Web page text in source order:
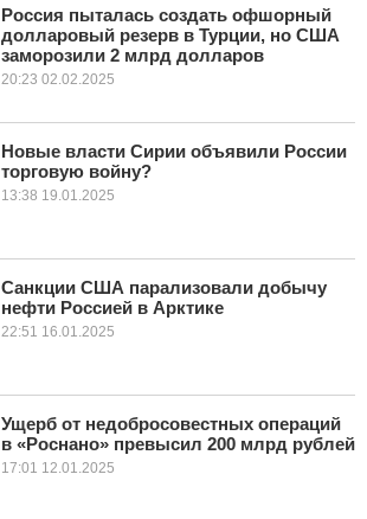
Россия пыталась создать офшорный
долларовый резерв в Турции, но США
заморозили 2 млрд долларов
20:23 02.02.2025
Новые власти Сирии объявили России
торговую войну?
13:38 19.01.2025
Санкции США парализовали добычу
нефти Россией в Арктике
22:51 16.01.2025
Ущерб от недобросовестных операций
в «Роснано» превысил 200 млрд рублей
17:01 12.01.2025